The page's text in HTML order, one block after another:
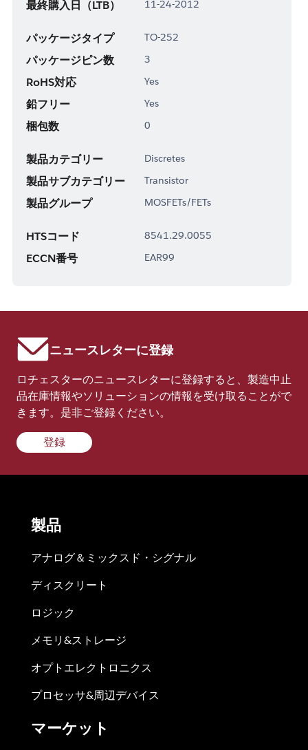
最終購入日（LTB） 11-24-2012
パッケージタイプ TO-252
パッケージピン数 3
RoHS対応 Yes
鉛フリー Yes
梱包数 0
製品カテゴリー Discretes
製品サブカテゴリー Transistor
製品グループ MOSFETs/FETs
HTSコード 8541.29.0055
ECCN番号 EAR99
ニュースレターに登録
ロチェスターのニュースレターに登録すると、製造中止
品在庫情報やソリューションの情報を受け取ることがで
きます。是非ご登録ください。
登録
製品
アナログ＆ミックスド・シグナル
ディスクリート
ロジック
メモリ&ストレージ
オプトエレクトロニクス
プロセッサ&周辺デバイス
マーケット